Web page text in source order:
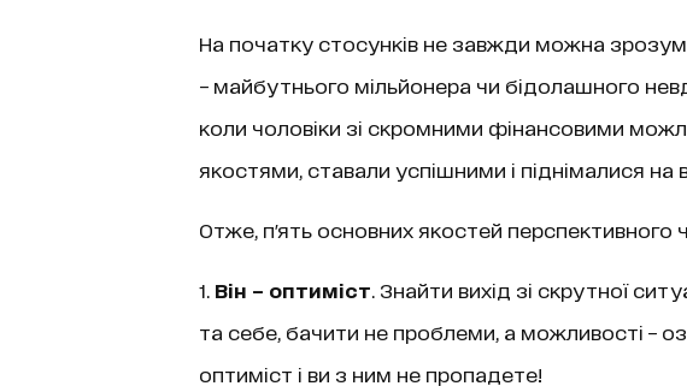
На початку стосунків не завжди можна
– майбутнього мільйонера чи бідолашного
коли чоловіки зі скромними фінансовими
якостями, ставали успішними і піднімалися на
Отже, п'ять основних якостей перспективного
1. Він – оптиміст . Знайти вихід зі скрутної
та себе, бачити не проблеми, а можливості –
оптиміст і ви з ним не пропадете!